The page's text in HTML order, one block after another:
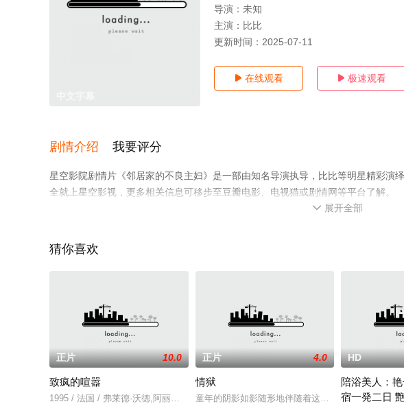
导演： 未知
主演： 比比
更新时间： 2025-07-11
 在线观看  极速观看
剧情介绍 我要评分
星空影院剧情片《邻居家的不良主妇》是一部由知名导演执导，比比等明星精彩演
全就上星空影视，更多相关信息可移步至豆瓣电影、电视猫或剧情网等平台了解。
 展开全部
猜你喜欢
正片 10.0
致疯的喧嚣
1995 / 法国 / 弗莱德·沃德,阿丽尔·朵巴丝勒,Charles,Tordjman
正片 4.0
情狱
童年的阴影如影随形地伴随着这个家庭的三姊妹苏
HD
陪浴美人：
宿一発二日